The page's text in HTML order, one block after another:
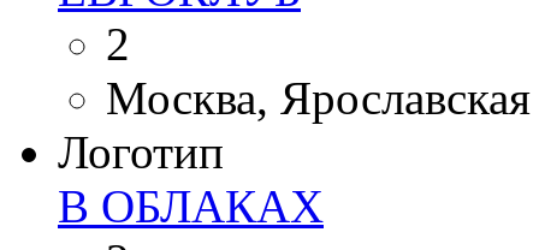
2
Москва,
Логотип
В ОБЛАКАХ